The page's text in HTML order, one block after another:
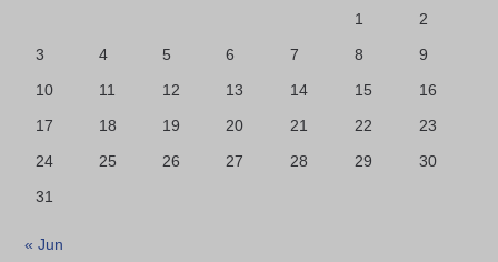
1
2
3
4 5 6 7 8
9
10
11 12 13 14 15
16
17
18 19 20 21 22
23
24
25 26 27 28 29
30
31
« Jun